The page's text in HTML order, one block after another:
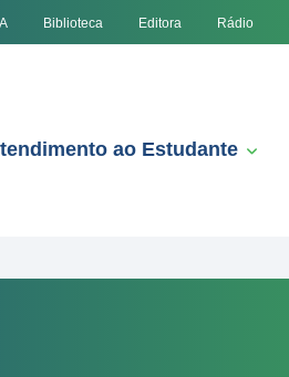
Biblioteca Editora Rádio
ao Estudante